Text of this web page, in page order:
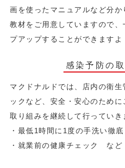
画を使ったマニュアルなど分
教材をご用意していますので、
プアップすることができますよ
感染予防の
マクドナルドでは、店内の衛生
ックなど、安全・安心のため
取り組みを継続して行っていき
・最低1時間に1度の手洗い徹底
・就業前の健康チェック など